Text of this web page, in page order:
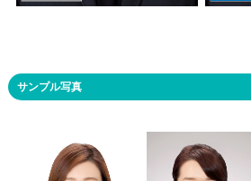
サンプル写真